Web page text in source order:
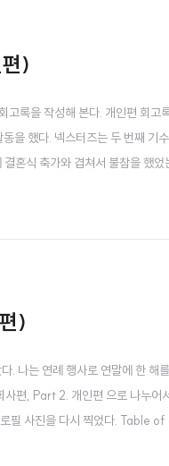
)
록을 작성해 본다. 개인편 회고
을 했다. 넥스터즈는 두 번째 기
혼식 축가와 겹쳐서 불참을 했
)
. 나는 연례 행사로 연말에 한
사편, Part 2. 개인편 으로 나누
사진을 다시 찍었다. Table